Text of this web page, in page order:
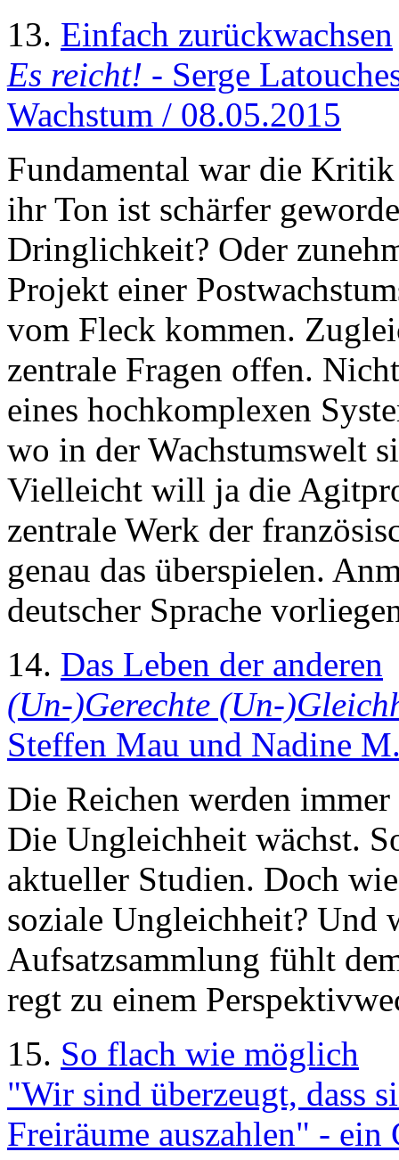
13. Einfach zurückwachsen
Es reicht! - Serge
Wachstum / 08.05.2015
Fundamental war die Kritik
ihr Ton ist schärfer
Dringlichkeit? Oder
Projekt einer
vom Fleck kommen.
zentrale Fragen offen.
eines hochkomplexen
wo in der Wachstumswelt
Vielleicht will ja die
zentrale Werk der
genau das überspielen.
deutscher Sprache
14. Das Leben der anderen
(Un-)Gerechte (Un-
Steffen Mau und Nadine
Die Reichen werden
Die Ungleichheit wächst.
aktueller Studien. Doch
soziale Ungleichheit? Und
Aufsatzsammlung fühlt
regt zu einem
15. So flach wie möglich
"Wir sind überzeugt, dass
Freiräume auszahlen" - ein